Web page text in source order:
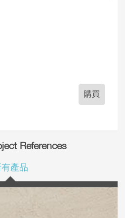
購買
References
產品